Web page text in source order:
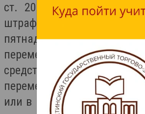
ст. 200.1 УК РФ. Деяние
штрафом в размере от
пятнадцатикратной
перемещенных
средств и (или)
перемещенных денежных
или в размере заработной